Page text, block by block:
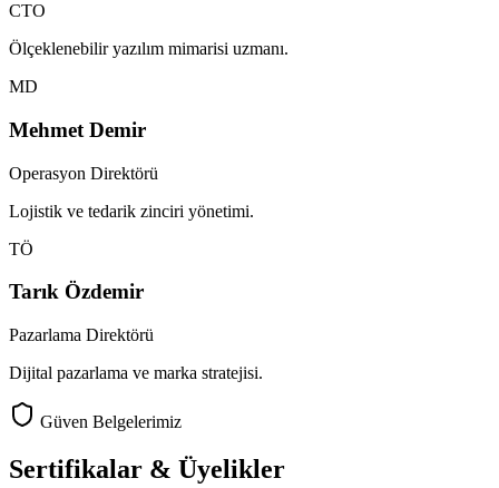
CTO
Ölçeklenebilir yazılım mimarisi uzmanı.
MD
Mehmet Demir
Operasyon Direktörü
Lojistik ve tedarik zinciri yönetimi.
TÖ
Tarık Özdemir
Pazarlama Direktörü
Dijital pazarlama ve marka stratejisi.
Güven Belgelerimiz
Sertifikalar & Üyelikler